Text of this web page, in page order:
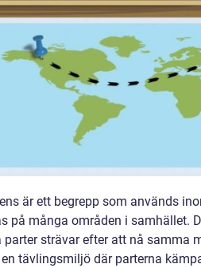
är ett begrepp som används
på många områden i samhället.
parter strävar efter att nå samma
tävlingsmiljö där parterna